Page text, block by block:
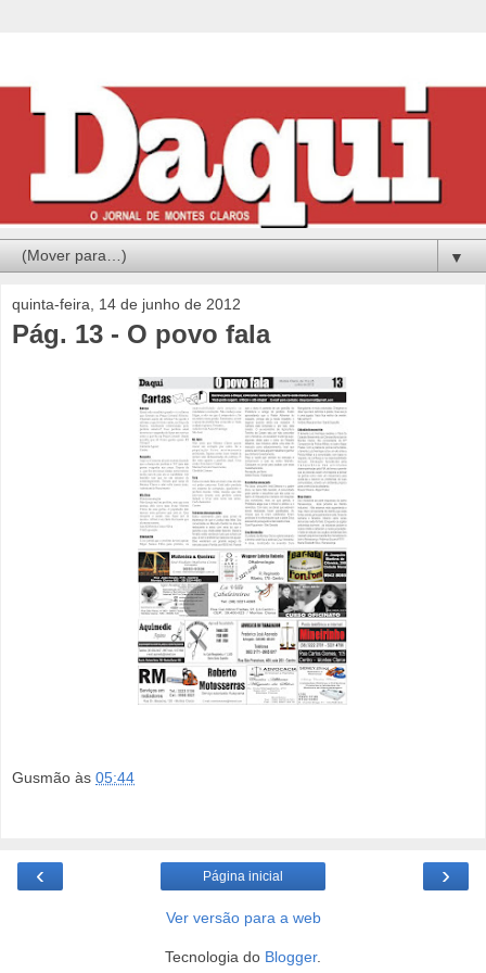
▼
quinta-feira, 14 de junho de 2012
Pág. 13 - O povo fala
Gusmão às 05:44
‹ ›
Página inicial
Ver versão para a web
Tecnologia do Blogger.